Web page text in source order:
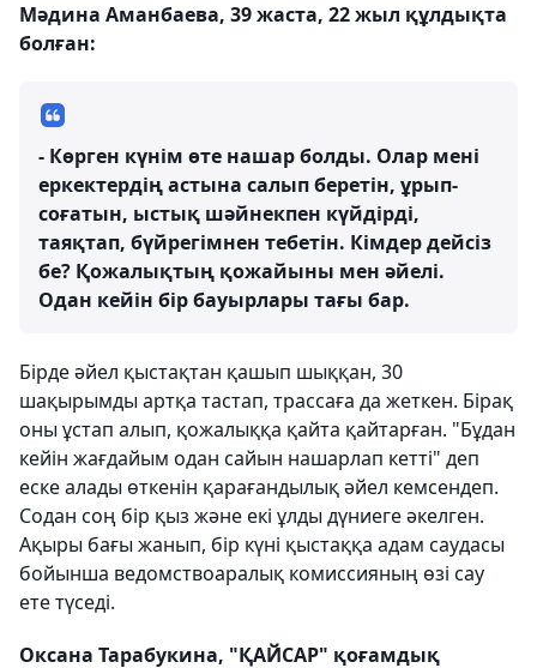
Мәдина Аманбаева, 39 жаста, 22 жыл құлдықта
болған:
- Көрген күнім өте нашар болды. Олар мені
еркектердің астына салып беретін, ұрып-
соғатын, ыстық шәйнекпен күйдірді,
таяқтап, бүйрегімнен тебетін. Кімдер дейсіз
бе? Қожалықтың қожайыны мен әйелі.
Одан кейін бір бауырлары тағы бар.
Бірде әйел қыстақтан қашып шыққан, 30
шақырымды артқа тастап, трассаға да жеткен. Бірақ
оны ұстап алып, қожалыққа қайта қайтарған. "Бұдан
кейін жағдайым одан сайын нашарлап кетті" деп
еске алады өткенін қарағандылық әйел кемсендеп.
Содан соң бір қыз және екі ұлды дүниеге әкелген.
Ақыры бағы жанып, бір күні қыстаққа адам саудасы
бойынша ведомствоаралық комиссияның өзі сау
ете түседі.
Оксана Тарабукина, "ҚАЙСАР" қоғамдық